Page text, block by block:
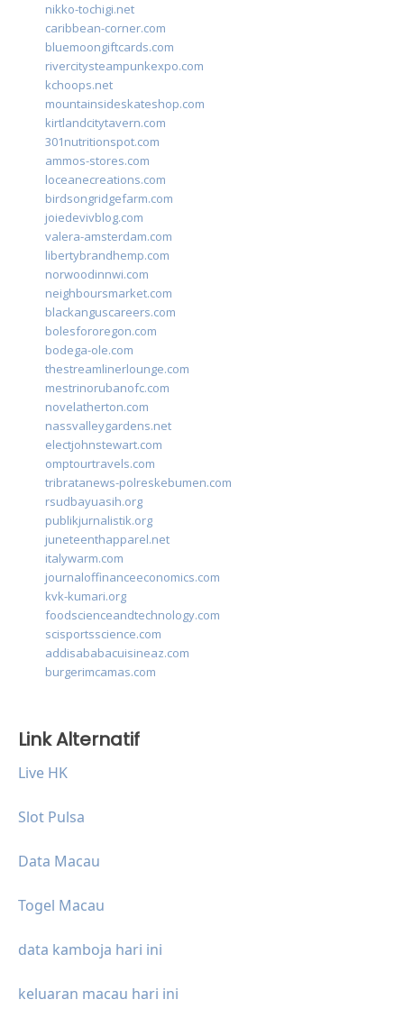
nikko-tochigi.net
caribbean-corner.com
bluemoongiftcards.com
rivercitysteampunkexpo.com
kchoops.net
mountainsideskateshop.com
kirtlandcitytavern.com
301nutritionspot.com
ammos-stores.com
loceanecreations.com
birdsongridgefarm.com
joiedevivblog.com
valera-amsterdam.com
libertybrandhemp.com
norwoodinnwi.com
neighboursmarket.com
blackanguscareers.com
bolesfororegon.com
bodega-ole.com
thestreamlinerlounge.com
mestrinorubanofc.com
novelatherton.com
nassvalleygardens.net
electjohnstewart.com
omptourtravels.com
tribratanews-polreskebumen.com
rsudbayuasih.org
publikjurnalistik.org
juneteenthapparel.net
italywarm.com
journaloffinanceeconomics.com
kvk-kumari.org
foodscienceandtechnology.com
scisportsscience.com
addisababacuisineaz.com
burgerimcamas.com
Link Alternatif
Live HK
Slot Pulsa
Data Macau
Togel Macau
data kamboja hari ini
keluaran macau hari ini